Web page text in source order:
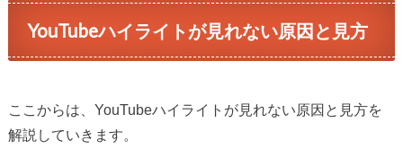
YouTubeハイライトが見れない原因と見方
ここからは、YouTubeハイライトが見れない原因と見方を
解説していきます。